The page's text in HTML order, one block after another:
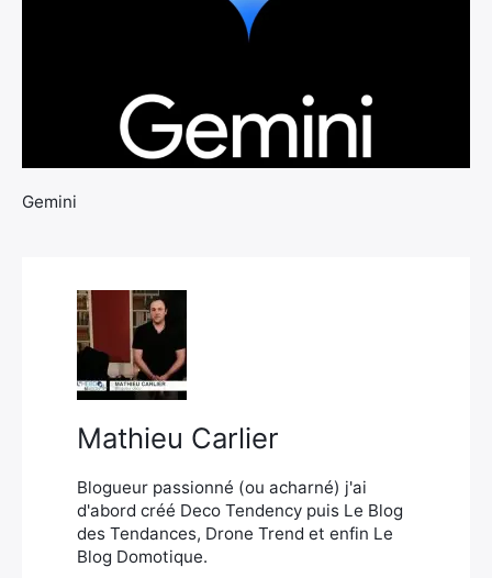
Gemini
Mathieu Carlier
Blogueur passionné (ou acharné) j'ai
d'abord créé Deco Tendency puis Le Blog
des Tendances, Drone Trend et enfin Le
Blog Domotique.
Rechercher